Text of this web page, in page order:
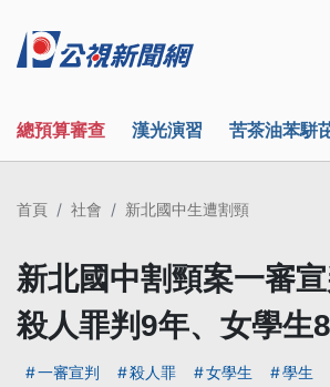
總預算審查 漢光演習 苦茶油苯駢
首頁 社會 新北國中生遭割頸
新北國中割頸案一審
殺人罪判9年、女學生
一審宣判 殺人罪 女學生 學生